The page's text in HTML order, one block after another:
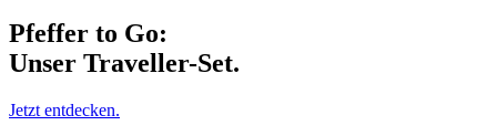
Pfeffer to Go:
Unser Traveller-Set.
Jetzt entdecken.